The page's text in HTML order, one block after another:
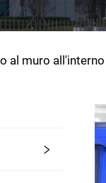
al muro all'interno